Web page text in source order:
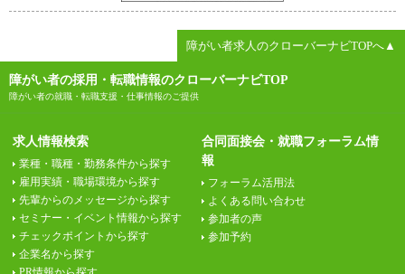
障がい者求人のクローバーナビTOPへ▲
障がい者の採用・転職情報のクローバーナビTOP
障がい者の就職・転職支援・仕事情報のご提供
求人情報検索
業種・職種・勤務条件から探す
雇用実績・職場環境から探す
先輩からのメッセージから探す
セミナー・イベント情報から探す
チェックポイントから探す
企業名から探す
合同面接会・就職フォーラム情
報
フォーラム活用法
よくある問い合わせ
参加者の声
参加予約